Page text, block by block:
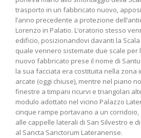
trasporto in un fabbricato nuovo,
l’anno precedente a protezione
Lorenzo in Palatio. L’oratorio stesso
edificio, posizionandovi davanti la
quale vennero sistemate due scale per
nuovo fabbricato prese il nome di
la sua facciata era costituita nella zona
arcate (oggi chiuse), mentre nel piano
finestre a timpani ricurvi e triangolari
modulo adottato nel vicino Palazzo
cinque rampe portavano a un
alle cappelle laterali di San Silvestro e
al Sancta Sanctorum Lateranense.